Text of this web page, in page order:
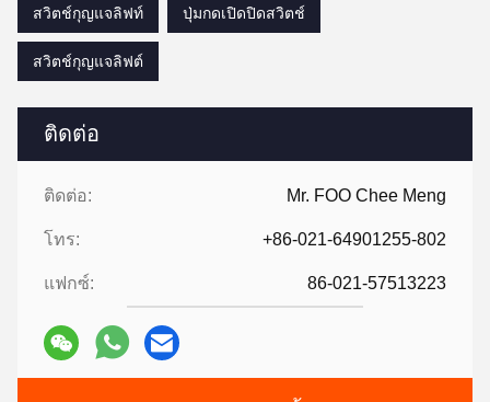
ติดต่อ
ติดต่อ: Mr. FOO Chee Meng
โทร: +86-021-64901255-802
แฟกซ์: 86-021-57513223
สวิตช์กุญแจลิฟท์ ปุ่มกดเปิดปิดสวิตช์
สวิตช์กุญแจลิฟต์